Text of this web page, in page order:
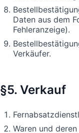
Daten aus dem
Fehleranzeige).
Verkäufer.
§5. Verkauf
Waren und